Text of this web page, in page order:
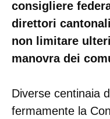
consigliere
direttori
non limitare
manovra dei
Diverse centinaia
fermamente la